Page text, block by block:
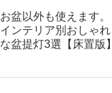
お盆以外も使えます。
インテリア別おしゃれ
な盆提灯3選【床置版】